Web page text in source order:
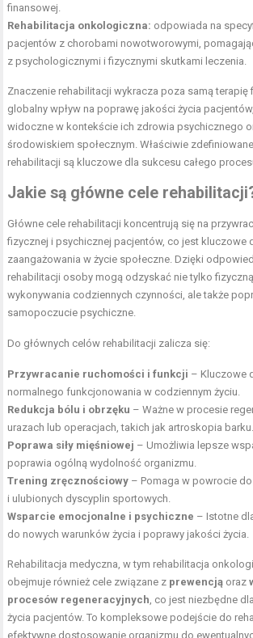
finansowej.
Rehabilitacja onkologiczna: odpowiada na
pacjentów z chorobami nowotworowymi,
z psychologicznymi i fizycznymi skutkami leczenia.
Znaczenie rehabilitacji wykracza poza samą terapię
globalny wpływ na poprawę jakości życia
widoczne w kontekście ich zdrowia psychicznego
środowiskiem społecznym. Właściwie
rehabilitacji są kluczowe dla sukcesu całego
Jakie są główne cele
Główne cele rehabilitacji koncentrują się na
fizycznej i psychicznej pacjentów, co jest kluczowe
zaangażowania w życie społeczne. Dzięki
rehabilitacji osoby mogą odzyskać nie tylko
wykonywania codziennych czynności, ale także
samopoczucie psychiczne.
Do głównych celów rehabilitacji zalicza się:
Przywracanie ruchomości i funkcji – Kluczowe
normalnego funkcjonowania w codziennym życiu.
Redukcja bólu i obrzęku – Ważne w procesie
urazach lub operacjach, takich jak artroskopia barku
Poprawa siły mięśniowej – Umożliwia lepsze
poprawia ogólną wydolność organizmu.
Trening zręcznościowy – Pomaga w powrocie
i ulubionych dyscyplin sportowych.
Wsparcie emocjonalne i psychiczne – Istotne
do nowych warunków życia i poprawy jakości życia.
Rehabilitacja medyczna, w tym rehabilitacja
obejmuje również cele związane z prewencją oraz
procesów regeneracyjnych , co jest niezbędne
życia pacjentów. To kompleksowe podejście do
efektywne dostosowanie organizmu do